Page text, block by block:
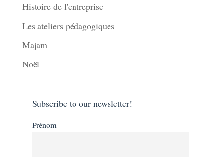
Histoire de l'entreprise
Les ateliers pédagogiques
Majam
Noël
Subscribe to our newsletter!
Prénom